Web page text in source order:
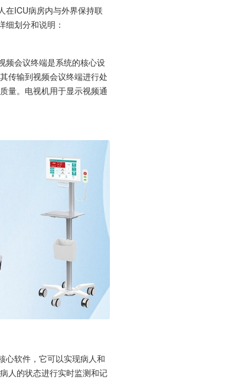
在ICU病房内与外界保持联
划分和说明：
频会议终端是系统的核心设
传输到视频会议终端进行处
量。电视机用于显示视频通
心软件，它可以实现病人和
人的状态进行实时监测和记